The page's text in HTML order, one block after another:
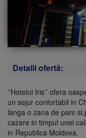
Detalii ofertă:
‘’Hotelul Iris’’ ofera
un sejur confortabil in
langa o zana de parc
cazare in timpul unei
in Republica Moldova.